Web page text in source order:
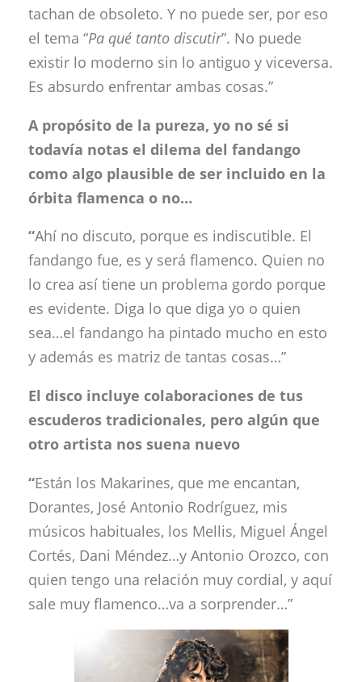
tachan de obsoleto. Y no puede ser, por eso
el tema “Pa qué tanto discutir”. No puede
existir lo moderno sin lo antiguo y viceversa.
Es absurdo enfrentar ambas cosas.”
A propósito de la pureza, yo no sé si
todavía notas el dilema del fandango
como algo plausible de ser incluido en la
órbita flamenca o no…
“Ahí no discuto, porque es indiscutible. El
fandango fue, es y será flamenco. Quien no
lo crea así tiene un problema gordo porque
es evidente. Diga lo que diga yo o quien
sea…el fandango ha pintado mucho en esto
y además es matriz de tantas cosas…”
El disco incluye colaboraciones de tus
escuderos tradicionales, pero algún que
otro artista nos suena nuevo
“Están los Makarines, que me encantan,
Dorantes, José Antonio Rodríguez, mis
músicos habituales, los Mellis, Miguel Ángel
Cortés, Dani Méndez…y Antonio Orozco, con
quien tengo una relación muy cordial, y aquí
sale muy flamenco…va a sorprender…”